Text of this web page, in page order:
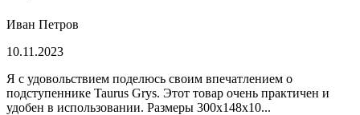
Иван Петров
10.11.2023
Я с удовольствием поделюсь своим впечатлением о
подступеннике Taurus Grys. Этот товар очень практичен и
удобен в использовании. Размеры 300х148х10...